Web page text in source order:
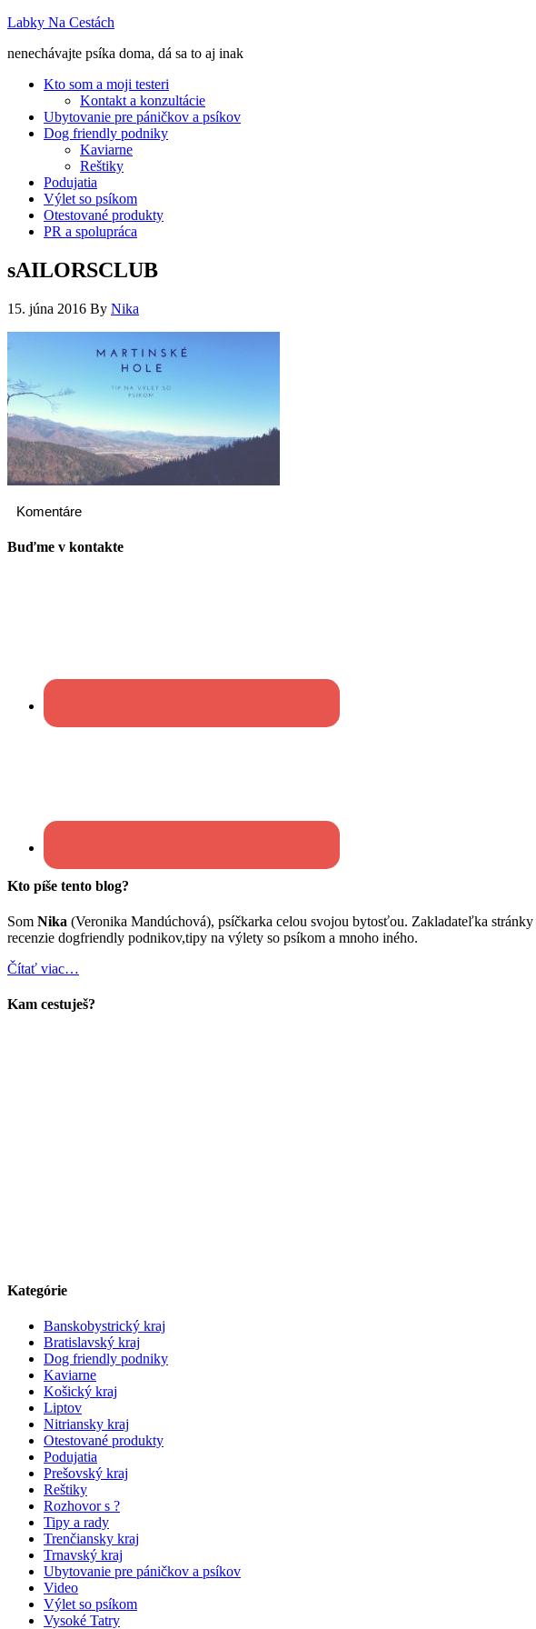
Labky Na Cestách
nenechávajte psíka doma, dá sa to aj inak
Kto som a moji testeri
Kontakt a konzultácie
Ubytovanie pre páničkov a psíkov
Dog friendly podniky
Kaviarne
Reštiky
Podujatia
Výlet so psíkom
Otestované produkty
PR a spolupráca
sAILORSCLUB
15. júna 2016 By Nika
Komentáre
Buďme v kontakte
Kto píše tento blog?
Som Nika (Veronika Mandúchová), psíčkarka celou svojou bytosťou. Zakladateľka stránky
recenzie dogfriendly podnikov,tipy na výlety so psíkom a mnoho iného.
Čítať viac…
Kam cestuješ?
Kategórie
Banskobystrický kraj
Bratislavský kraj
Dog friendly podniky
Kaviarne
Košický kraj
Liptov
Nitriansky kraj
Otestované produkty
Podujatia
Prešovský kraj
Reštiky
Rozhovor s ?
Tipy a rady
Trenčiansky kraj
Trnavský kraj
Ubytovanie pre páničkov a psíkov
Video
Výlet so psíkom
Vysoké Tatry